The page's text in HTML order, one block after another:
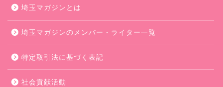
埼玉マガジンとは
埼玉マガジンのメンバー・ライター一覧
特定取引法に基づく表記
社会貢献活動